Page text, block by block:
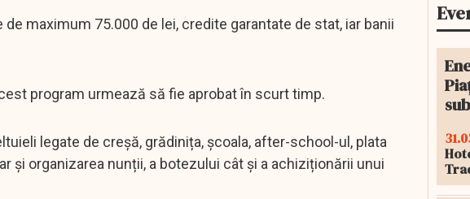
maximum 75.000 de lei, credite garantate de stat, iar banii
program urmează să fie aprobat în scurt timp.
legate de creșă, grădinița, școala, after-school-ul, plata
și organizarea nunții, a botezului cât și a achiziționării unui